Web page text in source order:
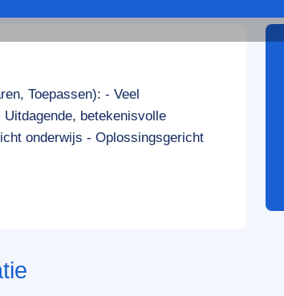
Toepassen): - Veel
betekenisvolle
onderwijs - Oplossingsgericht